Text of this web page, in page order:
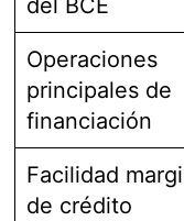
del BCE
Operaciones
principales de
financiación
Facilidad
de crédito